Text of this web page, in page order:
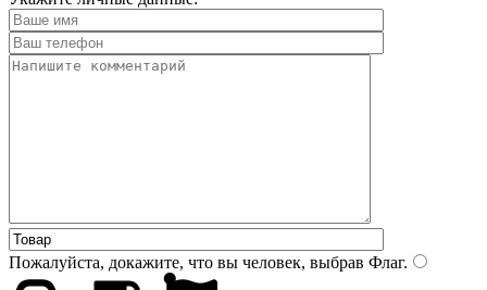
Пожалуйста, докажите, что вы человек, выбрав Флаг.